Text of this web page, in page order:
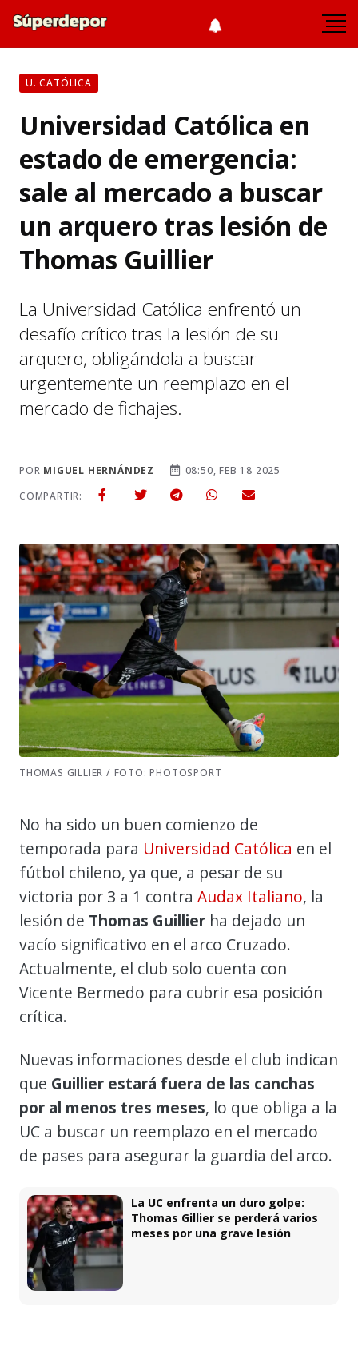
U. CATÓLICA
Universidad Católica en
estado de emergencia:
sale al mercado a buscar
un arquero tras lesión de
Thomas Guillier
La Universidad Católica enfrentó un
desafío crítico tras la lesión de su
arquero, obligándola a buscar
urgentemente un reemplazo en el
mercado de fichajes.
POR MIGUEL HERNÁNDEZ
08:50, FEB 18 2025
COMPARTIR:
THOMAS GILLIER / FOTO: PHOTOSPORT
No ha sido un buen comienzo de
temporada para Universidad Católica en el
fútbol chileno, ya que, a pesar de su
victoria por 3 a 1 contra Audax Italiano, la
lesión de Thomas Guillier ha dejado un
vacío significativo en el arco Cruzado.
Actualmente, el club solo cuenta con
Vicente Bermedo para cubrir esa posición
crítica.
Nuevas informaciones desde el club indican
que Guillier estará fuera de las canchas
por al menos tres meses, lo que obliga a la
UC a buscar un reemplazo en el mercado
de pases para asegurar la guardia del arco.
La UC enfrenta un duro golpe:
Thomas Gillier se perderá varios
meses por una grave lesión